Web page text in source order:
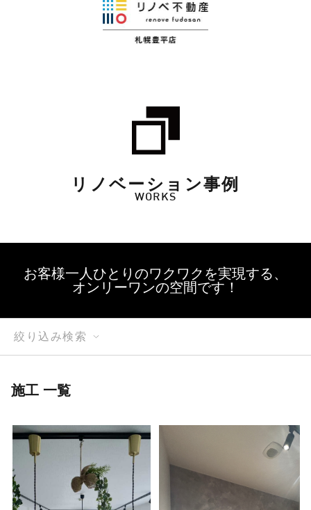
リノベーション事例
WORKS
お客様一人ひとりのワクワクを実現する、
オンリーワンの空間です！
絞り込み検索
施工 一覧